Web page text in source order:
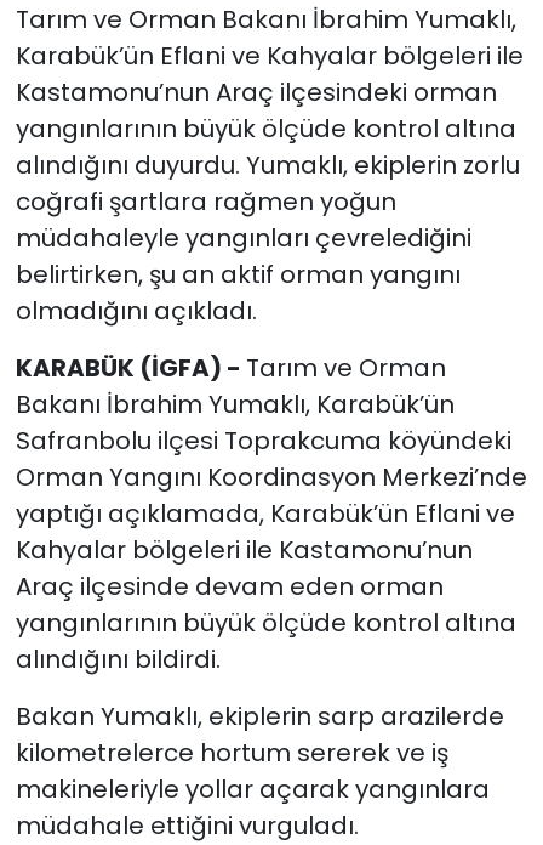
Tarım ve Orman Bakanı İbrahim Yumaklı,
Karabük’ün Eflani ve Kahyalar bölgeleri ile
Kastamonu’nun Araç ilçesindeki orman
yangınlarının büyük ölçüde kontrol altına
alındığını duyurdu. Yumaklı, ekiplerin zorlu
coğrafi şartlara rağmen yoğun
müdahaleyle yangınları çevrelediğini
belirtirken, şu an aktif orman yangını
olmadığını açıkladı.
KARABÜK (İGFA) - Tarım ve Orman
Bakanı İbrahim Yumaklı, Karabük’ün
Safranbolu ilçesi Toprakcuma köyündeki
Orman Yangını Koordinasyon Merkezi’nde
yaptığı açıklamada, Karabük’ün Eflani ve
Kahyalar bölgeleri ile Kastamonu’nun
Araç ilçesinde devam eden orman
yangınlarının büyük ölçüde kontrol altına
alındığını bildirdi.
Bakan Yumaklı, ekiplerin sarp arazilerde
kilometrelerce hortum sererek ve iş
makineleriyle yollar açarak yangınlara
müdahale ettiğini vurguladı.